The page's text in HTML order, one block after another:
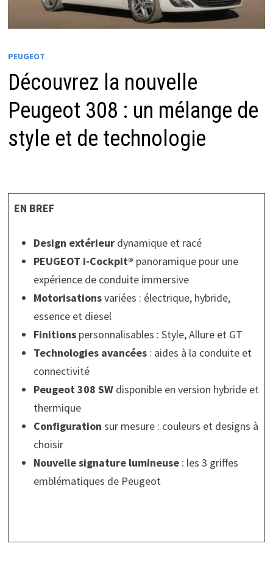
PEUGEOT
Découvrez la nouvelle
Peugeot 308 : un mélange de
style et de technologie
EN BREF
Design extérieurdynamique et racé
PEUGEOT i-Cockpit® panoramique pour une
expérience de conduite immersive
Motorisationsvariées : électrique, hybride,
essence et diesel
Finitionspersonnalisables : Style, Allure et GT
Technologies avancées: aides à la conduite et
connectivité
Peugeot 308 SWdisponible en version hybride et
thermique
Configuration sur mesure : couleurs et designs à
choisir
Nouvelle signature lumineuse: les 3 griffes
emblématiques de Peugeot